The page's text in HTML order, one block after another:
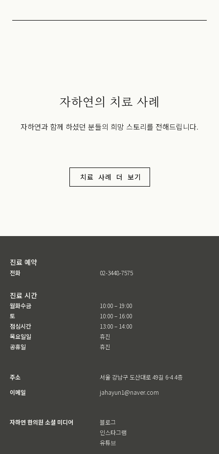
자하연의 치료 사례
자하연과 함께 하셨던 분들의 희망 스토리를 전해드립니다.
치료 사례 더 보기
진료 예약
전화 02-3448-7575
진료 시간
월화수금
토
점심시간
목요일일
공휴일
10:00 – 19:00
10:00 – 16:00
13:00 – 14:00
휴진
휴진
주소
서울 강남구 도산대로 49길 6-4 4층
이메일
jahayun1@naver.com
자하연 한의원 소셜 미디어
블로그
인스타그램
유튜브